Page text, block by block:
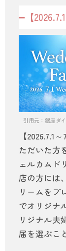
【
引用元：銀座ダ
【2026.7.1
ただいた方
ェルカムド
店の方には
リームをプ
でオリジナ
リジナル夫
届を選ぶこ